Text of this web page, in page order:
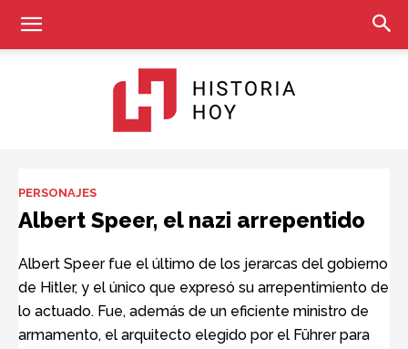
Hoy
PERSONAJES
Albert Speer, el nazi arrepentido
Albert Speer fue el último de los jerarcas del gobierno
de Hitler, y el único que expresó su arrepentimiento de
lo actuado. Fue, además de un eficiente ministro de
armamento, el arquitecto elegido por el Führer para